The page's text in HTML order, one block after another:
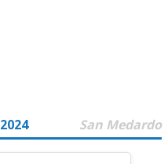
San Medardo